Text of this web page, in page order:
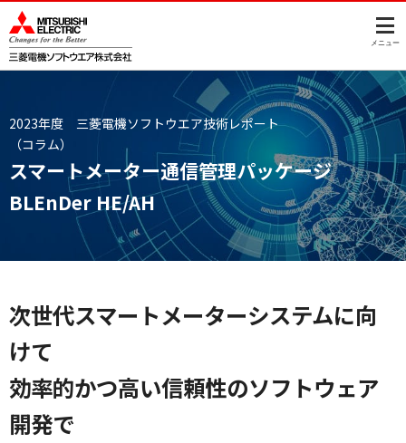
メニュー
2023年度 三菱電機ソフトウエア技術レポート
（コラム）
スマートメーター通信管理パッケージ
BLEnDer HE/AH
次世代スマートメーターシステムに向
けて
効率的かつ高い信頼性のソフトウェア
開発で